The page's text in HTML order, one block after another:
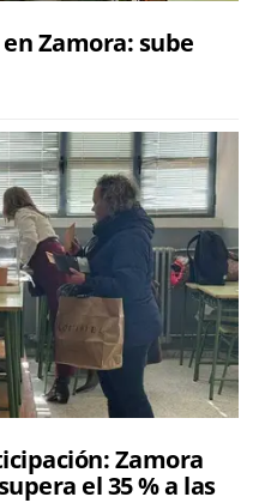
Zamora: sube
Zamora
el 35 % a las